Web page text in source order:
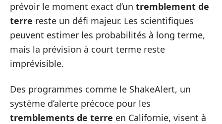
prévoir le moment exact d’un tremblement de
terre reste un défi majeur. Les scientifiques
peuvent estimer les probabilités à long terme,
mais la prévision à court terme reste
imprévisible.
Des programmes comme le ShakeAlert, un
système d’alerte précoce pour les
tremblements de terre en Californie, visent à